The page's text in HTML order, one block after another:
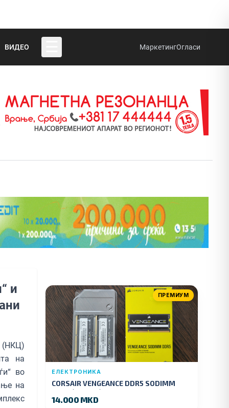
ВИДЕО МаркетингОгласи
и
(НКЦ)
на
во
на
ПРЕМИУМ
ЕЛЕКТРОНИКА
CORSAIR VENGEANCE DDR5 SODIMM
32GB (2x16GB) DDR5 4800MT/s
14.000 MKD